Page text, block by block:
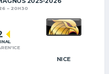
20H30
NICE